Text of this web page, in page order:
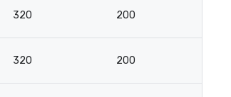
320 200
320 200